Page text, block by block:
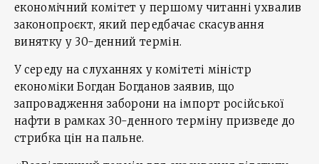
економічний комітет у першому читанні ухвалив
законопроєкт, який передбачає скасування
винятку у 30-денний термін.
У середу на слуханнях у комітеті міністр
економіки Богдан Богданов заявив, що
запровадження заборони на імпорт російської
нафти в рамках 30-денного терміну призведе до
стрибка цін на пальне.